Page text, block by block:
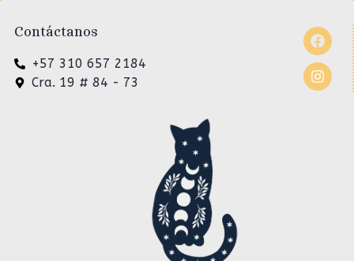
Contáctanos
+57 310 657 2184
Cra. 19 # 84 - 73